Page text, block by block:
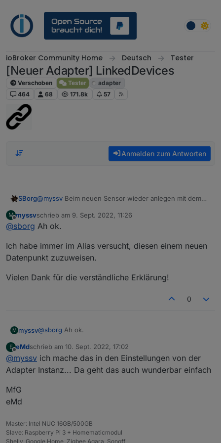
ioBroker Community Home Deutsch Tester
[Neuer Adapter] LinkedDevices
Verschoben Tester
adapter
464
68 171.8k 57
Anmelden zum Antworten
SBorg@myssv Beim neuen Sensor wieder anlegen mit dem
Sensor 1 (defekt)
ich.bin.Sensor.0.Temp --> als "Außentemperatur" im
ich.bin.derneue.0.Temp --> als "Außentemperatur" im
Linked Device
Deine VIS, Skripte, what else greifen ja nur pauschal auf
Aber einmalig muss man halt definieren wo er herkommt
M
Offline
myssvschrieb am 9. Sept. 2022, 11:26
zuletzt editiert von
@sborg Ah ok.
Ich habe immer im Alias versucht, diesen einem neuen
Datenpunkt zuzuweisen.
Vielen Dank für die verständliche Erklärung!
0
M myssv@sborg Ah ok.
Ich habe immer im Alias versucht, diesen einem neuen
Datenpunkt zuzuweisen.
Vielen Dank für die verständliche Erklärung!
E eMdschrieb am 10. Sept. 2022, 17:02
zuletzt editiert von
@myssv ich mache das in den Einstellungen von der
Adapter Instanz... Da geht das auch wunderbar einfach
MfG
eMd
Master: Intel NUC 16GB/500GB
Slave: Raspberry Pi 3 + Homematicmodul
Shelly, Google Home, Zigbee Aqara, Sonoff